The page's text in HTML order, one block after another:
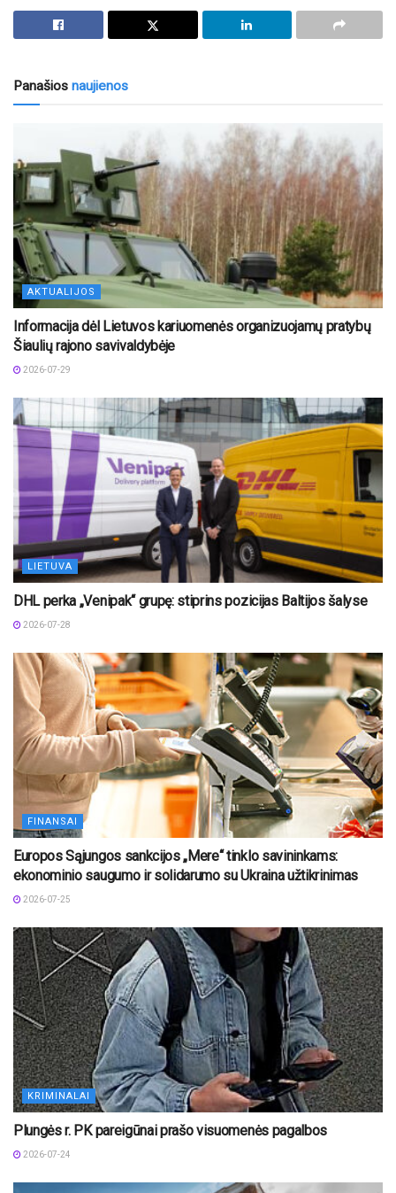
Panašios naujienos
AKTUALIJOS
Informacija dėl Lietuvos kariuomenės organizuojamų pratybų
Šiaulių rajono savivaldybėje
2026-07-29
LIETUVA
DHL perka „Venipak“ grupę: stiprins pozicijas Baltijos šalyse
2026-07-28
FINANSAI
Europos Sąjungos sankcijos „Mere“ tinklo savininkams:
ekonominio saugumo ir solidarumo su Ukraina užtikrinimas
2026-07-25
KRIMINALAI
Plungės r. PK pareigūnai prašo visuomenės pagalbos
2026-07-24